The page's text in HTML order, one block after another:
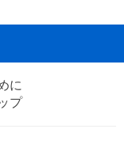
に
プ